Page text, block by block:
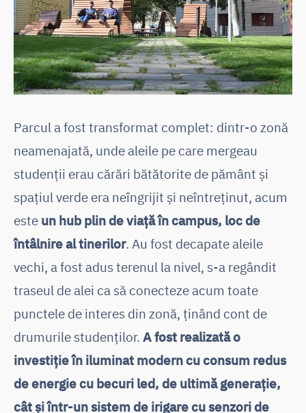
Parcul a fost transformat complet: dintr-o zonă
neamenajată, unde aleile pe care mergeau
studenții erau cărări bătătorite de pământ și
spațiul verde era neîngrijit și neîntreținut, acum
este un hub plin de viață în campus, loc de
întâlnire al tinerilor. Au fost decapate aleile
vechi, a fost adus terenul la nivel, s-a regândit
traseul de alei ca să conecteze acum toate
punctele de interes din zonă, ținând cont de
drumurile studenților. A fost realizată o
investiție în iluminat modern cu consum redus
de energie cu becuri led, de ultimă generație,
cât și într-un sistem de irigare cu senzori de